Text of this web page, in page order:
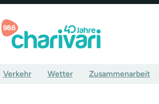
Verkehr Wetter Zusammenarbeit